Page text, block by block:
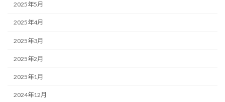
2025年5月
2025年4月
2025年3月
2025年2月
2025年1月
2024年12月